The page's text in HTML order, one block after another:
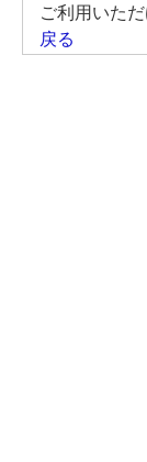
ご利用いた
戻る